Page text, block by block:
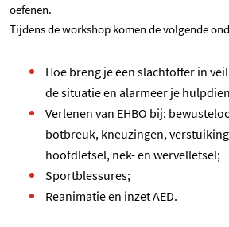
oefenen.
Tijdens de workshop komen de volgende
Hoe breng je een slachtoffer in
de situatie en alarmeer je
Verlenen van EHBO bij:
botbreuk, kneuzingen,
hoofdletsel, nek- en wervelletsel;
Sportblessures;
Reanimatie en inzet AED.